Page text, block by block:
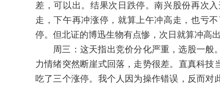
差，可以出。结果次日跌停。南兴股份再次
走，下午再冲涨停，就算上午冲高走，也亏
停。但北证的博迅生物有点惨，次日就算冲高
周三：这天指出竞价分化严重，选股一般
力情绪突然断崖式回落，走势很差。直真科
吃了三个涨停。我个人因为操作错误，反而对